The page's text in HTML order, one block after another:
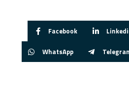
Facebook
WhatsApp